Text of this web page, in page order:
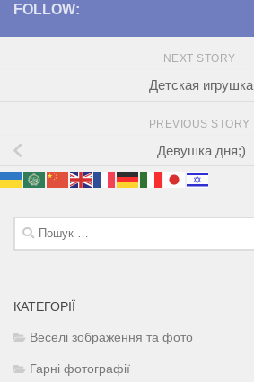
FOLLOW:
NEXT STORY
Детская игрушка
PREVIOUS STORY
Девушка дня;)
Пошук:
КАТЕГОРІЇ
Веселі зображення та фото
Гарні фотографії